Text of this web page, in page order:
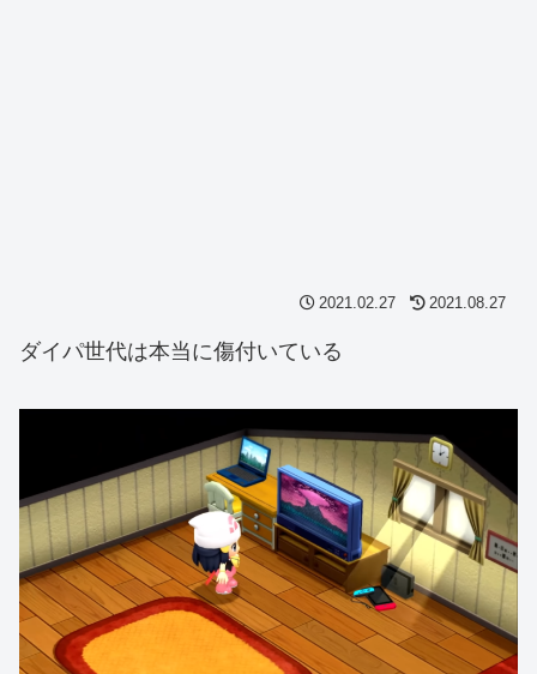
2021.02.27 2021.08.27
ダイパ世代は本当に傷付いている